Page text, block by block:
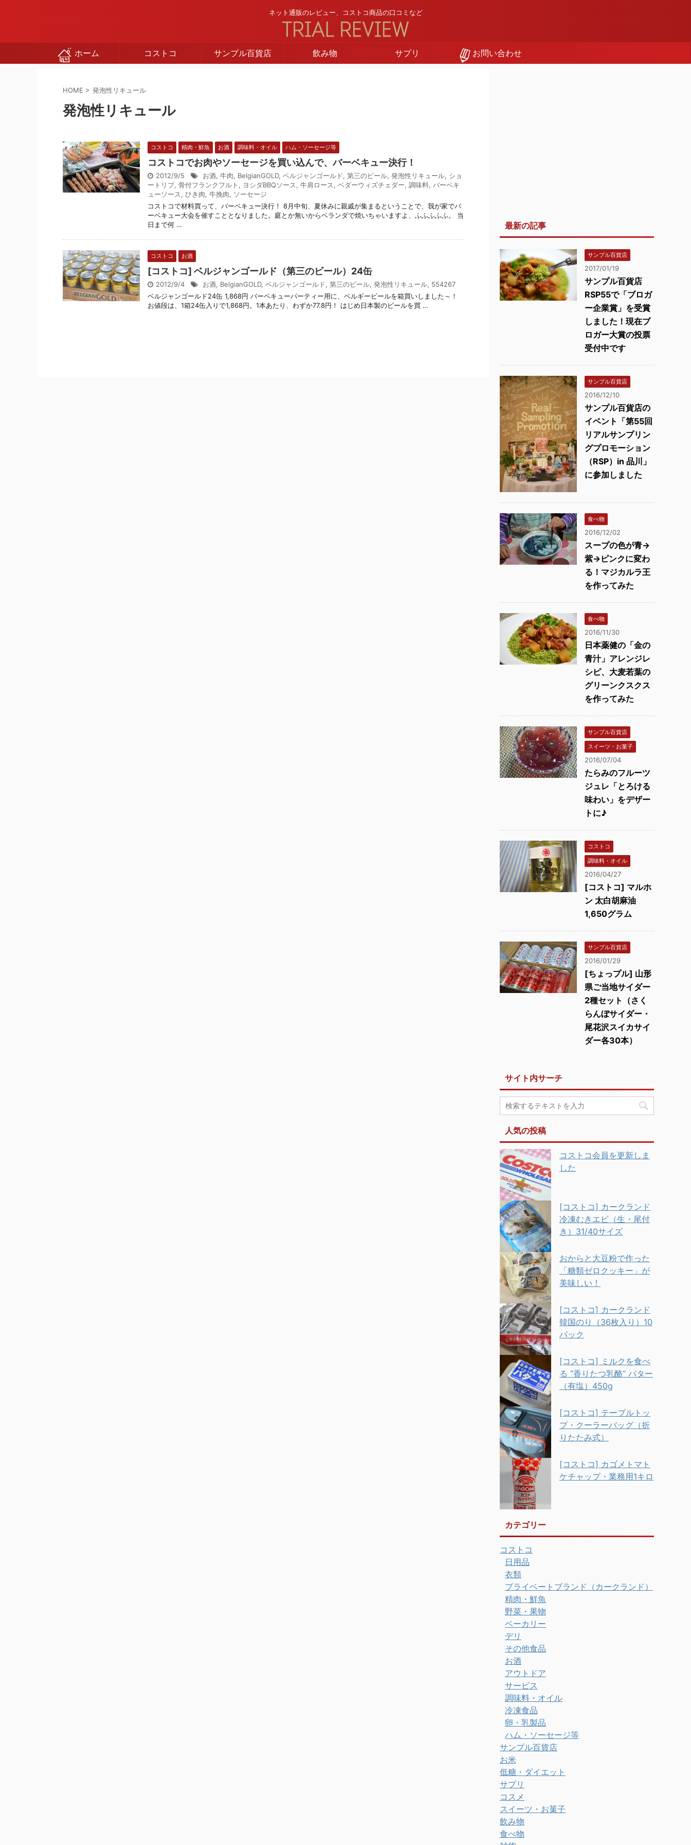
ネット通販のレビュー、コストコ商品の口コミなど
ホーム コストコ サンプル百貨店 飲み物 サプリ お問い合わせ
HOME > 発泡性リキュール
発泡性リキュール
コストコ 精肉・鮮魚 お酒 調味料・オイル ハム・ソーセージ等
コストコでお肉やソーセージを買い込んで、バーベキュー決行！
2012/9/5 お酒, 牛肉, BelgianGOLD, ベルジャンゴールド, 第三のビール, 発泡性リキュール, ショ
ートリブ, 骨付フランクフルト , ヨシダBBQソース, 牛肩ロース, ベダーウィズチェダー, 調味料, バーベキ
ューソース, ひき肉, 牛挽肉, ソーセージ
コストコで材料買って、バーベキュー決行！ 8月中旬、夏休みに親戚が集まるということで、我が家でバ
ーベキュー大会を催すこととなりました。庭とか無いからベランダで焼いちゃいますよ、ふふふふふ。 当
日まで何 …
コストコ お酒
[コストコ] ベルジャンゴールド（第三のビール）24缶
2012/9/4 お酒, BelgianGOLD, ベルジャンゴールド, 第三のビール, 発泡性リキュール, 554267
ベルジャンゴールド24缶 1,868円 バーベキューパーティー用に、ベルギービールを箱買いしました～！
お値段は、1箱24缶入りで1,868円。1本あたり、わずか77.8円！ はじめ日本製のビールを買 …
最新の記事
サンプル百貨店
2017/01/19
サンプル百貨店
RSP55で「ブロガ
ー企業賞」を受賞
しました！現在ブ
ロガー大賞の投票
受付中です
サンプル百貨店
2016/12/10
サンプル百貨店の
イベント「第55回
リアルサンプリン
グプロモーション
（RSP）in 品川」
に参加しました
食べ物
2016/12/02
スープの色が青→
紫→ピンクに変わ
る！マジカルラ王
を作ってみた
食べ物
2016/11/30
日本薬健の「金の
青汁」アレンジレ
シピ、大麦若葉の
グリーンクスクス
を作ってみた
サンプル百貨店
スイーツ・お菓子
2016/07/04
たらみのフルーツ
ジュレ「とろける
味わい」をデザー
トに♪
コストコ
調味料・オイル
2016/04/27
[コストコ] マルホ
ン 太白胡麻油
1,650グラム
サンプル百貨店
2016/01/29
[ちょっプル] 山形
県ご当地サイダー
2種セット（さく
らんぼサイダー・
尾花沢スイカサイ
ダー各30本）
サイト内サーチ
人気の投稿
コストコ会員を更新しま
した
[コストコ] カークランド
冷凍むきエビ（生・尾付
き）31/40サイズ
おからと大豆粉で作った
「糖類ゼロクッキー」が
美味しい！
[コストコ] カークランド
韓国のり（36枚入り）10
パック
[コストコ] ミルクを食べ
る ”香りたつ乳酪” バター
（有塩）450g
[コストコ] テーブルトッ
プ・クーラーバッグ（折
りたたみ式）
[コストコ] カゴメトマト
ケチャップ・業務用1キロ
カテゴリー
コストコ
日用品
衣類
プライベートブランド（カークランド）
精肉・鮮魚
野菜・果物
ベーカリー
デリ
その他食品
お酒
アウトドア
サービス
調味料・オイル
冷凍食品
卵・乳製品
ハム・ソーセージ等
サンプル百貨店
お米
低糖・ダイエット
サプリ
コスメ
スイーツ・お菓子
飲み物
食べ物